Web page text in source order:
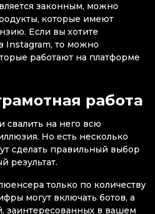
законным, можно
которые имеют
Если вы хотите
Instagram, то можно
работают на платформе
работа
на него всю
Но есть несколько
сделать правильный выбор
результат.
только по количеству
могут включать ботов, а
заинтересованных в вашем